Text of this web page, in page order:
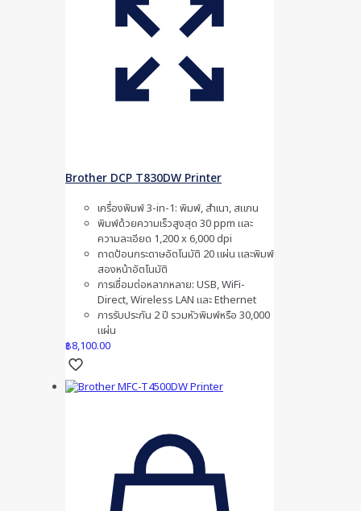
Brother DCP T830DW Printer
เครื่องพิมพ์ 3-in-1: พิมพ์, สำเนา, สแกน
พิมพ์ด้วยความเร็วสูงสุด 30 ppm และ
ความละเอียด 1,200 x 6,000 dpi
ถาดป้อนกระดาษอัตโนมัติ 20 แผ่น และพิมพ์
สองหน้าอัตโนมัติ
การเชื่อมต่อหลากหลาย: USB, WiFi-
Direct, Wireless LAN และ Ethernet
การรับประกัน 2 ปี รวมหัวพิมพ์หรือ 30,000
แผ่น
฿8,100.00